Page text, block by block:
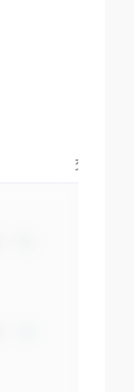
交易产品